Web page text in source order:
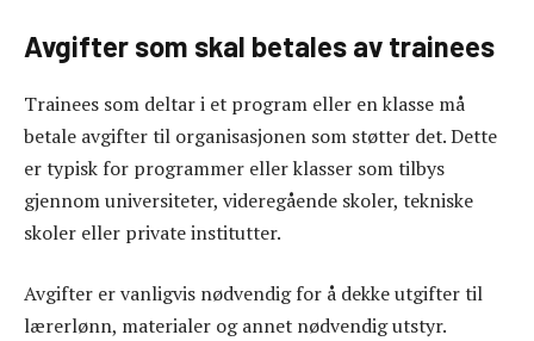
Avgifter som skal betales av trainees
Trainees som deltar i et program eller en klasse må
betale avgifter til organisasjonen som støtter det. Dette
er typisk for programmer eller klasser som tilbys
gjennom universiteter, videregående skoler, tekniske
skoler eller private institutter.
Avgifter er vanligvis nødvendig for å dekke utgifter til
lærerlønn, materialer og annet nødvendig utstyr.